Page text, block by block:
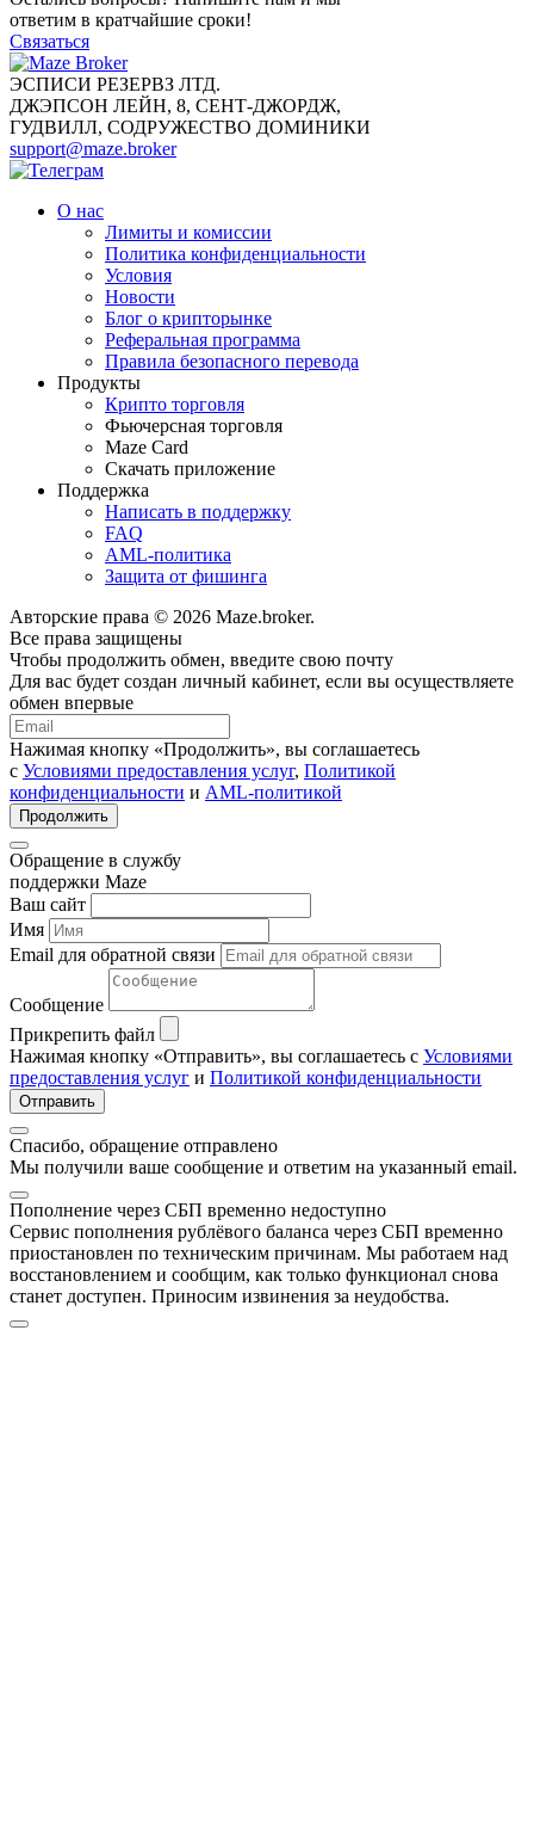
ответим в кратчайшие сроки!
Связаться
ЭСПИСИ РЕЗЕРВЗ ЛТД.
ДЖЭПСОН ЛЕЙН, 8, СЕНТ-ДЖОРДЖ,
ГУДВИЛЛ, СОДРУЖЕСТВО ДОМИНИКИ
support@maze.broker
О нас
Лимиты и комиссии
Политика конфиденциальности
Условия
Новости
Блог о крипторынке
Реферальная программа
Правила безопасного перевода
Продукты
Крипто торговля
Фьючерсная торговля
Maze Card
Скачать приложение
Поддержка
Написать в поддержку
FAQ
AML-политика
Защита от фишинга
Авторские права © 2026 Maze.broker.
Все права защищены
Чтобы продолжить обмен, введите свою почту
Для вас будет создан личный кабинет, если вы осуществляете
обмен впервые
Нажимая кнопку «Продолжить», вы соглашаетесь
с Условиями предоставления услуг, Политикой
конфиденциальности и AML-политикой
Продолжить
Обращение в службу
поддержки Maze
Ваш сайт
Имя
Email для обратной связи
Сообщение
Прикрепить файл
Нажимая кнопку «Отправить», вы соглашаетесь с Условиями
предоставления услуг и Политикой конфиденциальности
Отправить
Спасибо, обращение отправлено
Мы получили ваше сообщение и ответим на указанный email.
Пополнение через СБП временно недоступно
Сервис пополнения рублёвого баланса через СБП временно
приостановлен по техническим причинам. Мы работаем над
восстановлением и сообщим, как только функционал снова
станет доступен. Приносим извинения за неудобства.